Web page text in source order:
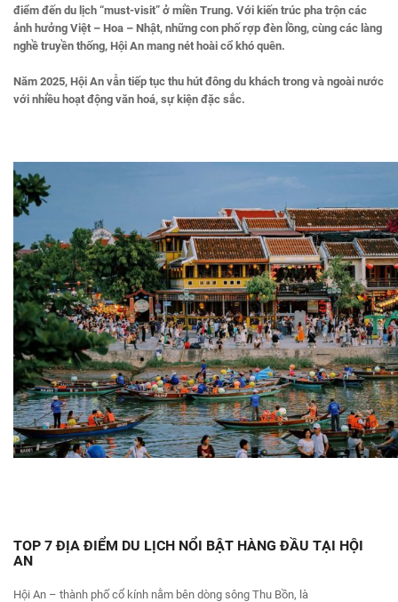
điểm đến du lịch “must-visit” ở miền Trung. Với kiến trúc pha trộn các
ảnh hưởng Việt – Hoa – Nhật, những con phố rợp đèn lồng, cùng các làng
nghề truyền thống, Hội An mang nét hoài cổ khó quên.
Năm 2025, Hội An vẫn tiếp tục thu hút đông du khách trong và ngoài nước
với nhiều hoạt động văn hoá, sự kiện đặc sắc.
TOP 7 ĐỊA ĐIỂM DU LỊCH NỔI BẬT HÀNG ĐẦU TẠI HỘI
AN
Hội An – thành phố cổ kính nằm bên dòng sông Thu Bồn, là